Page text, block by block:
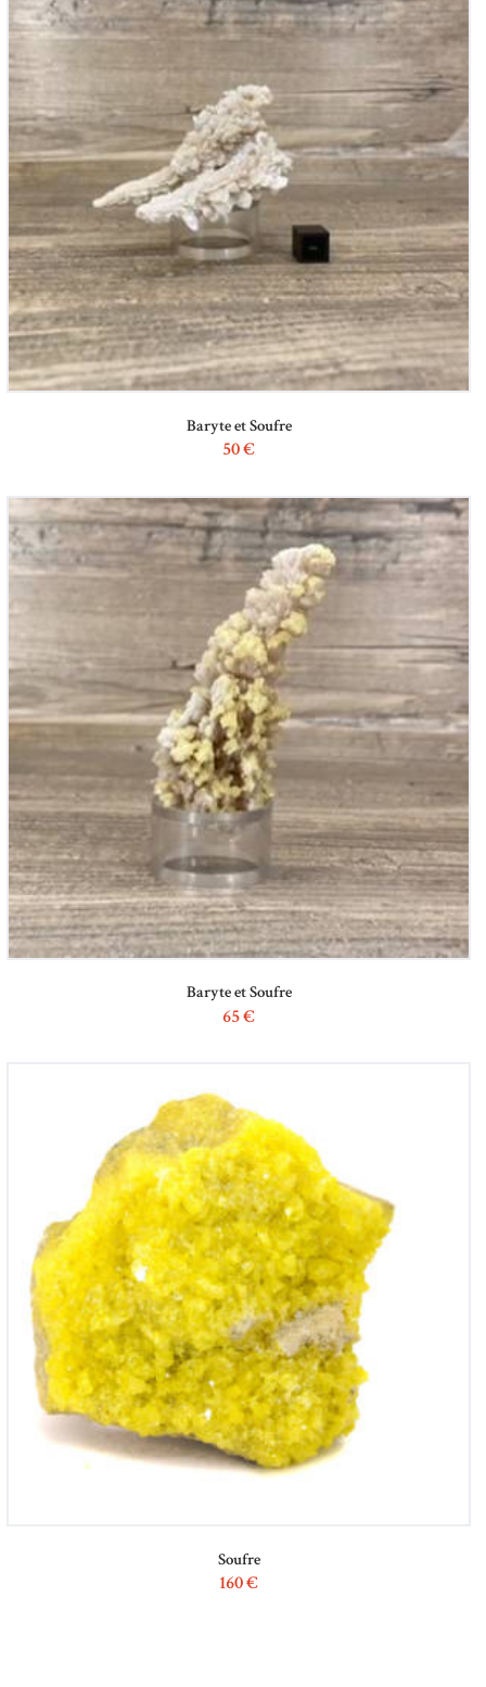
Baryte et Soufre
50€
Baryte et Soufre
65€
Soufre
160€